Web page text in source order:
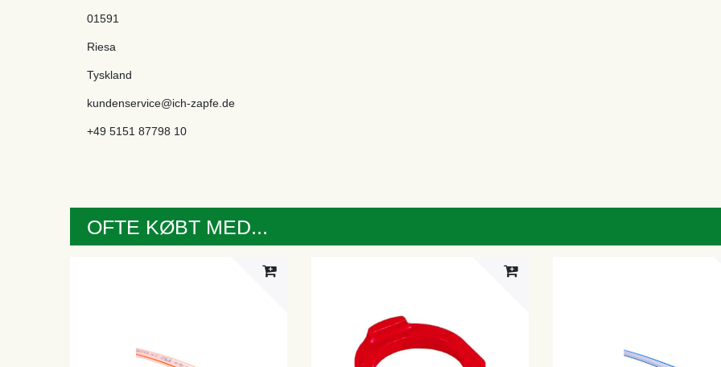
01591
Riesa
Tyskland
kundenservice@ich-zapfe.de
+49 5151 87798 10
OFTE KØBT MED...